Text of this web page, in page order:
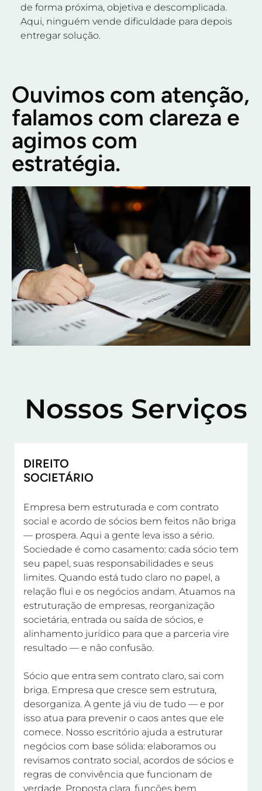
de forma próxima, objetiva e descomplicada.
Aqui, ninguém vende dificuldade para depois
entregar solução.
Ouvimos com atenção,
falamos com clareza e
agimos com
estratégia.
Nossos Serviços
DIREITO
SOCIETÁRIO
Empresa bem estruturada e com contrato
social e acordo de sócios bem feitos não briga
— prospera. Aqui a gente leva isso a sério.
Sociedade é como casamento: cada sócio tem
seu papel, suas responsabilidades e seus
limites. Quando está tudo claro no papel, a
relação flui e os negócios andam. Atuamos na
estruturação de empresas, reorganização
societária, entrada ou saída de sócios, e
alinhamento jurídico para que a parceria vire
resultado — e não confusão.
Sócio que entra sem contrato claro, sai com
briga. Empresa que cresce sem estrutura,
desorganiza. A gente já viu de tudo — e por
isso atua para prevenir o caos antes que ele
comece. Nosso escritório ajuda a estruturar
negócios com base sólida: elaboramos ou
revisamos contrato social, acordos de sócios e
regras de convivência que funcionam de
verdade. Proposta clara, funções bem